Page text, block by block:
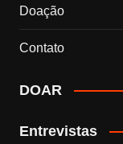
Doação
Contato
DOAR
Entrevistas